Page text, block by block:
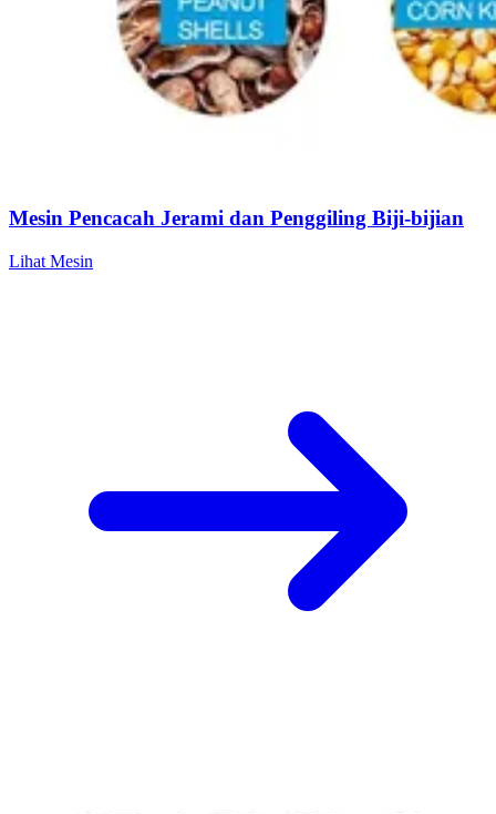
Mesin Pencacah Jerami dan Penggiling Biji-bijian
Lihat Mesin